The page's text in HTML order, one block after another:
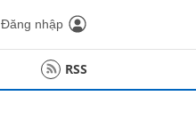
Đăng nhập
RSS